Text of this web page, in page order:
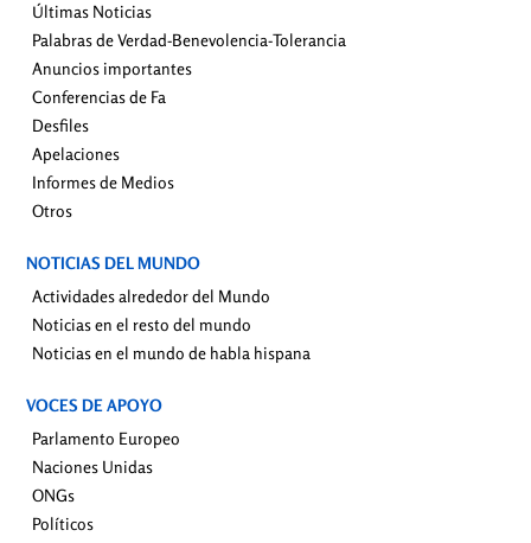
Últimas Noticias
Palabras de Verdad-Benevolencia-Tolerancia
Anuncios importantes
Conferencias de Fa
Desfiles
Apelaciones
Informes de Medios
Otros
NOTICIAS DEL MUNDO
Actividades alrededor del Mundo
Noticias en el resto del mundo
Noticias en el mundo de habla hispana
VOCES DE APOYO
Parlamento Europeo
Naciones Unidas
ONGs
Políticos